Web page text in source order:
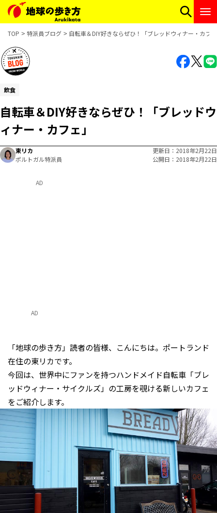
TOP 特派員ブログ 自転車＆DIY好きならぜひ！「ブレッドウィナー・カフ
飲食
自転車＆DIY好きならぜひ！「ブレッドウ
ィナー・カフェ」
東リカ
ポルトガル特派員
更新日
2018年2月22日
公開日
2018年2月22日
AD
「地球の歩き方」読者の皆様、こんにちは。ポートランド
在住の東リカです。
今回は、世界中にファンを持つハンドメイド自転車「ブレ
ッドウィナー・サイクルズ」の工房を覗ける新しいカフェ
をご紹介します。
AD